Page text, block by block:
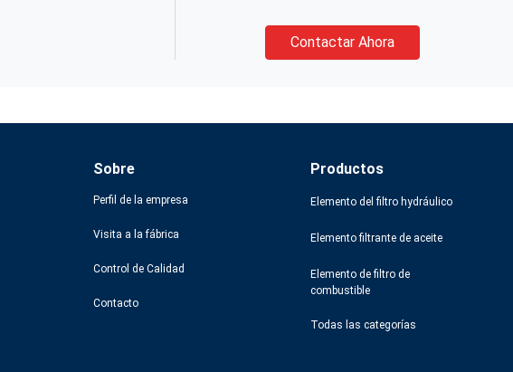
Contactar Ahora
Sobre
Perfil de la empresa
Visita a la fábrica
Control de Calidad
Contacto
Productos
Elemento del filtro hydráulico
Elemento filtrante de aceite
Elemento de filtro de
combustible
Todas las categorías